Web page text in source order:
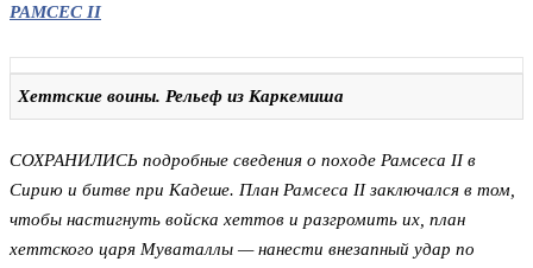
РАМСЕС II
Хеттские воины. Рельеф из Каркемиша
СОХРАНИЛИСЬ подробные сведения о походе Рамсеса II в
Сирию и битве при Кадеше. План Рамсеса II заключался в том,
чтобы настигнуть войска хеттов и разгромить их, план
хеттского царя Муваталлы — нанести внезапный удар по